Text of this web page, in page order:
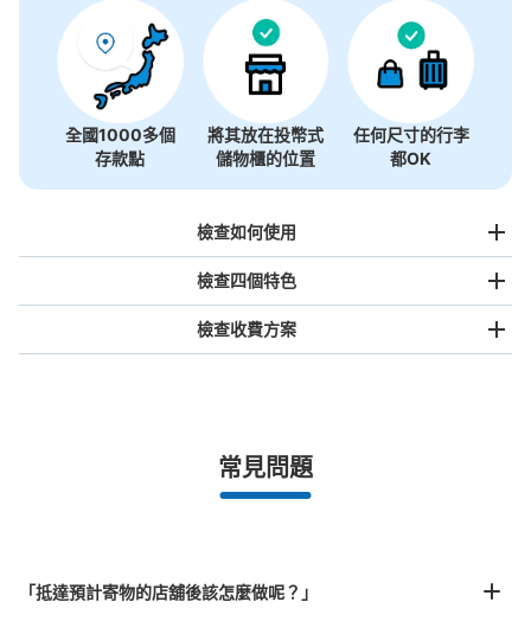
全國1000多個
存款點
將其放在投幣式
儲物櫃的位置
任何尺寸的行李
都OK
檢查如何使用
事先用手機預約
指定的日期和時間
檢查四個特色
全國有1,000家以上合作店鋪
檢查收費方案
最長邊未滿45cm的行李（小型背包、手提包、手提行李
¥800/日
常見問題
「抵達預計寄物的店舖後該怎麼做呢？」